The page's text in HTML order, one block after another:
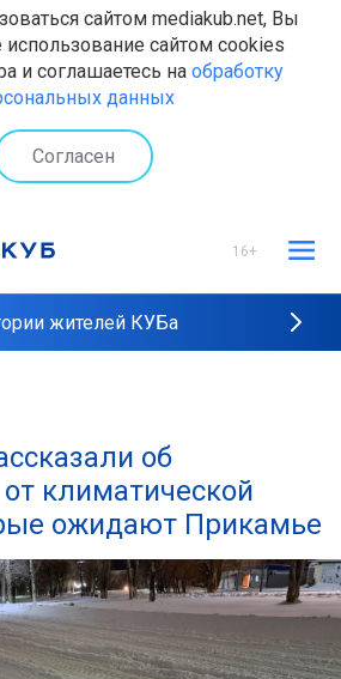
сайтом mediakub.net, Вы
сайтом cookies
и соглашаетесь на обработку
данных
Согласен
16+
жителей КУБа
об
климатической
ожидают Прикамье